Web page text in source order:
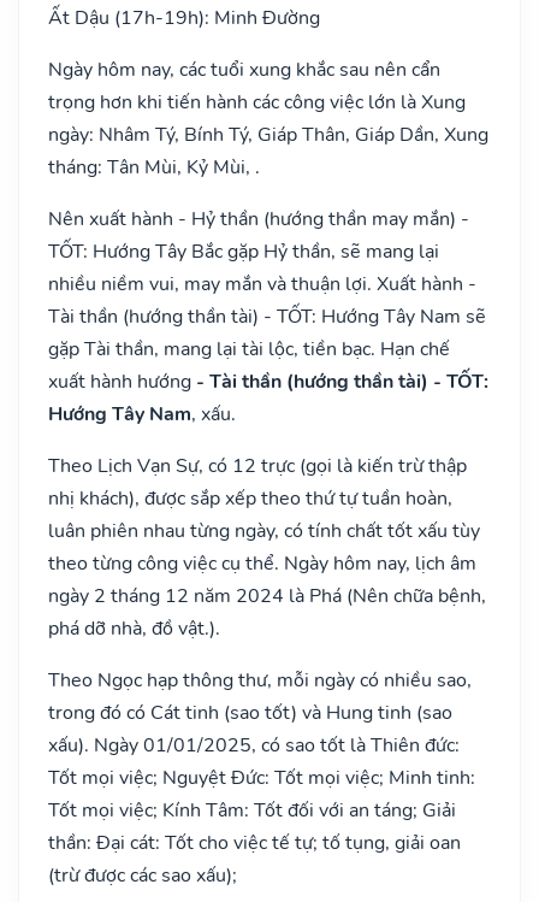
Ất Dậu (17h-19h): Minh Đường
Ngày hôm nay, các tuổi xung khắc sau nên cẩn
trọng hơn khi tiến hành các công việc lớn là Xung
ngày: Nhâm Tý, Bính Tý, Giáp Thân, Giáp Dần, Xung
tháng: Tân Mùi, Kỷ Mùi, .
Nên xuất hành - Hỷ thần (hướng thần may mắn) -
TỐT: Hướng Tây Bắc gặp Hỷ thần, sẽ mang lại
nhiều niềm vui, may mắn và thuận lợi. Xuất hành -
Tài thần (hướng thần tài) - TỐT: Hướng Tây Nam sẽ
gặp Tài thần, mang lại tài lộc, tiền bạc. Hạn chế
xuất hành hướng - Tài thần (hướng thần tài) - TỐT:
Hướng Tây Nam, xấu.
Theo Lịch Vạn Sự, có 12 trực (gọi là kiến trừ thập
nhị khách), được sắp xếp theo thứ tự tuần hoàn,
luân phiên nhau từng ngày, có tính chất tốt xấu tùy
theo từng công việc cụ thể. Ngày hôm nay, lịch âm
ngày 2 tháng 12 năm 2024 là Phá (Nên chữa bệnh,
phá dỡ nhà, đồ vật.).
Theo Ngọc hạp thông thư, mỗi ngày có nhiều sao,
trong đó có Cát tinh (sao tốt) và Hung tinh (sao
xấu). Ngày 01/01/2025, có sao tốt là Thiên đức:
Tốt mọi việc; Nguyệt Đức: Tốt mọi việc; Minh tinh:
Tốt mọi việc; Kính Tâm: Tốt đối với an táng; Giải
thần: Đại cát: Tốt cho việc tế tự; tố tụng, giải oan
(trừ được các sao xấu);